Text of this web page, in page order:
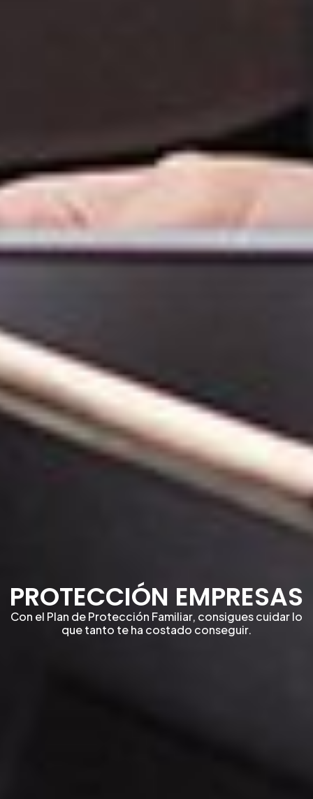
PROTECCIÓN EMPRESAS
Con el Plan de Protección Familiar, consigues cuidar lo
que tanto te ha costado conseguir.